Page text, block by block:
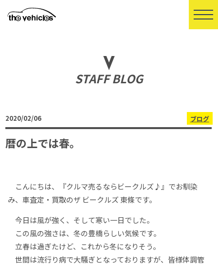
STAFF BLOG
暦の上では春。
ブログ
2020/02/06
こんにちは、『クルマ売るならビークルズ♪』でお馴染
み、車査定・買取のザ ビークルズ 東條です。
今日は風が強く、そして寒い一日でした。
この風の強さは、冬の豊橋らしい気候です。
立春は過ぎたけど、これから冬になりそう。
世間は流行り病で大騒ぎとなっておりますが、皆様体調管